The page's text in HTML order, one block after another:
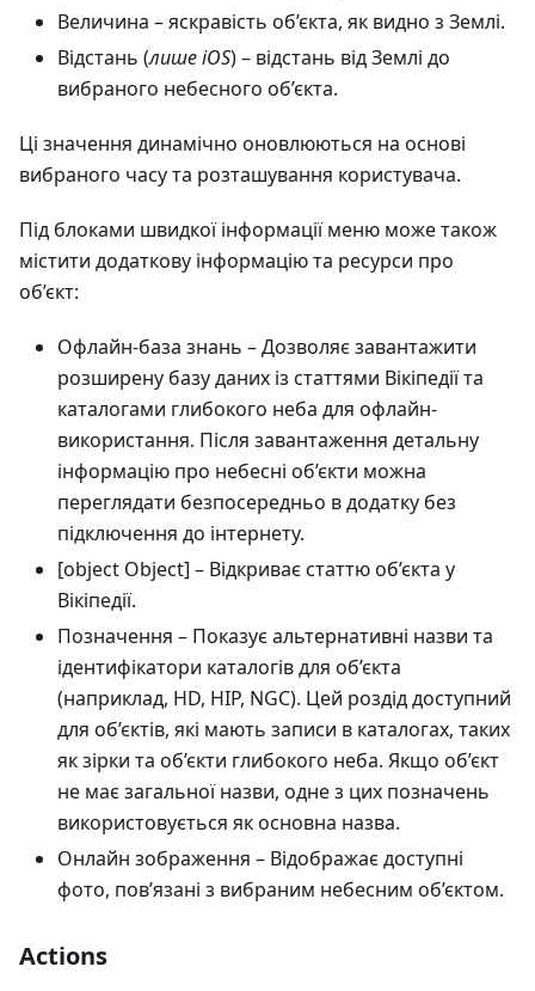
Величина – яскравість об’єкта, як видно з Землі.
Відстань (лише iOS) – відстань від Землі до
вибраного небесного об’єкта.
Ці значення динамічно оновлюються на основі
вибраного часу та розташування користувача.
Під блоками швидкої інформації меню може також
містити додаткову інформацію та ресурси про
об’єкт:
Офлайн-база знань – Дозволяє завантажити
розширену базу даних із статтями Вікіпедії та
каталогами глибокого неба для офлайн-
використання. Після завантаження детальну
інформацію про небесні об’єкти можна
переглядати безпосередньо в додатку без
підключення до інтернету.
[object Object] – Відкриває статтю об’єкта у
Вікіпедії.
Позначення – Показує альтернативні назви та
ідентифікатори каталогів для об’єкта
(наприклад, HD, HIP, NGC). Цей роздід доступний
для об’єктів, які мають записи в каталогах, таких
як зірки та об’єкти глибокого неба. Якщо об’єкт
не має загальної назви, одне з цих позначень
використовується як основна назва.
Онлайн зображення – Відображає доступні
фото, пов’язані з вибраним небесним об’єктом.
Actions